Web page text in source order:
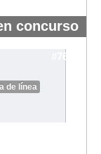
concurso
#7687
de línea